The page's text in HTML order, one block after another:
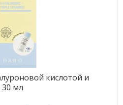
кислотой и
мл